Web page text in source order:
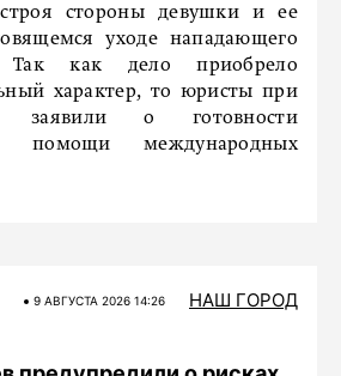
стороны девушки и ее
уходе нападающего
Так как дело приобрело
характер, то юристы при
заявили о готовности
помощи международных
9 АВГУСТА 2026 14:26 НАШ ГОРОД